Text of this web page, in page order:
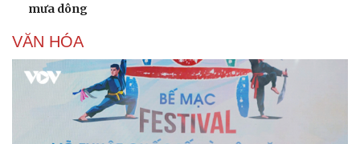
mưa dông
VĂN HÓA